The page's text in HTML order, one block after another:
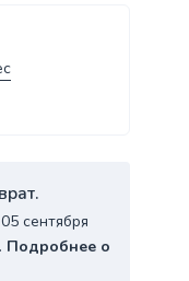
сентября
Подробнее о